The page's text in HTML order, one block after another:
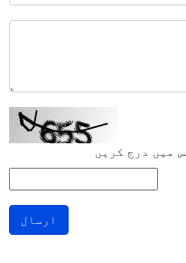
میں درج کریں
ارسال